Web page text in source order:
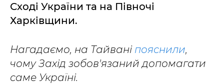
Сході України та на Півночі
Харківщини.
Нагадаємо, на Тайвані пояснили,
чому Захід зобов'язаний допомагати
саме Україні.